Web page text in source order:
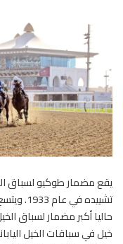
يقع مضمار طوكيو لسباق
حاليا أكبر مضمار لسباق
خيل في سباقات الخيل